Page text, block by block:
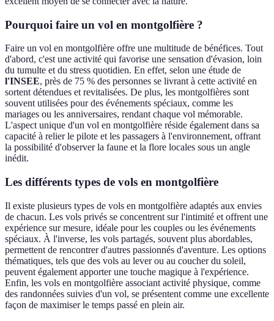
Pourquoi faire un vol en montgolfière ?
Faire un vol en montgolfière offre une multitude de bénéfices. Tout
d'abord, c'est une activité qui favorise une sensation d'évasion, loin
du tumulte et du stress quotidien. En effet, selon une étude de
l'INSEE, près de 75 % des personnes se livrant à cette activité en
sortent détendues et revitalisées. De plus, les montgolfières sont
souvent utilisées pour des événements spéciaux, comme les
mariages ou les anniversaires, rendant chaque vol mémorable.
L'aspect unique d'un vol en montgolfière réside également dans sa
capacité à relier le pilote et les passagers à l'environnement, offrant
la possibilité d'observer la faune et la flore locales sous un angle
inédit.
Les différents types de vols en montgolfière
Il existe plusieurs types de vols en montgolfière adaptés aux envies
de chacun. Les vols privés se concentrent sur l'intimité et offrent une
expérience sur mesure, idéale pour les couples ou les événements
spéciaux. À l'inverse, les vols partagés, souvent plus abordables,
permettent de rencontrer d'autres passionnés d'aventure. Les options
thématiques, tels que des vols au lever ou au coucher du soleil,
peuvent également apporter une touche magique à l'expérience.
Enfin, les vols en montgolfière associant activité physique, comme
des randonnées suivies d'un vol, se présentent comme une excellente
façon de maximiser le temps passé en plein air.